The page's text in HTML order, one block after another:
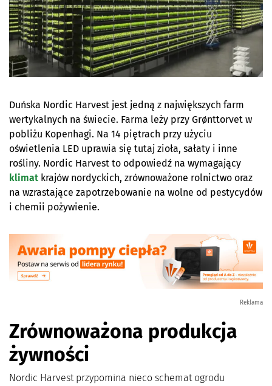
Duńska Nordic Harvest jest jedną z największych farm
wertykalnych na świecie. Farma leży przy Grønttorvet w
pobliżu Kopenhagi. Na 14 piętrach przy użyciu
oświetlenia LED uprawia się tutaj zioła, sałaty i inne
rośliny. Nordic Harvest to odpowiedź na wymagający
klimat krajów nordyckich, zrównoważone rolnictwo oraz
na wzrastające zapotrzebowanie na wolne od pestycydów
i chemii pożywienie.
Reklama
Zrównoważona produkcja
żywności
Nordic Harvest przypomina nieco schemat ogrodu